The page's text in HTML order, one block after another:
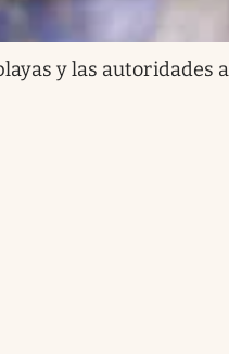
y las autoridades